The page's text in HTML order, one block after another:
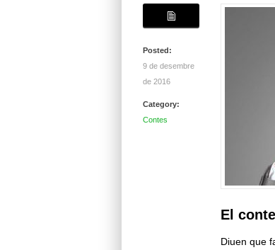
Posted:
9 de desembre
de 2016
Category:
Contes
El
Diuen que